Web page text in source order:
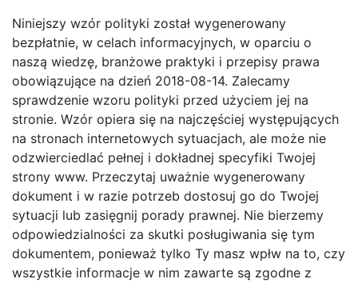
Niniejszy wzór polityki został wygenerowany
bezpłatnie, w celach informacyjnych, w oparciu o
naszą wiedzę, branżowe praktyki i przepisy prawa
obowiązujące na dzień 2018-08-14. Zalecamy
sprawdzenie wzoru polityki przed użyciem jej na
stronie. Wzór opiera się na najczęściej występujących
na stronach internetowych sytuacjach, ale może nie
odzwierciedlać pełnej i dokładnej specyfiki Twojej
strony www. Przeczytaj uważnie wygenerowany
dokument i w razie potrzeb dostosuj go do Twojej
sytuacji lub zasięgnij porady prawnej. Nie bierzemy
odpowiedzialności za skutki posługiwania się tym
dokumentem, ponieważ tylko Ty masz wpłw na to, czy
wszystkie informacje w nim zawarte są zgodne z